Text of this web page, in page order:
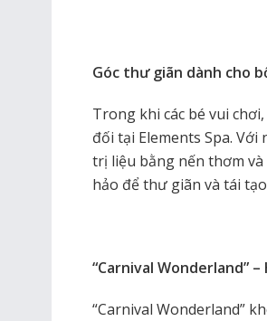
Góc thư giãn dành cho
Trong khi các bé vui
đối tại Elements Spa.
trị liệu bằng nến thơm và
hảo để thư giãn và tái
“Carnival Wonderland”
“Carnival Wonderland”